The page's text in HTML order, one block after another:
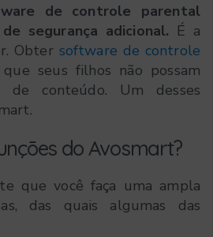
de controle parental
segurança adicional. É a
Obter software de controle
seus filhos não possam
de conteúdo. Um desses
do Avosmart?
que você faça uma ampla
das quais algumas das